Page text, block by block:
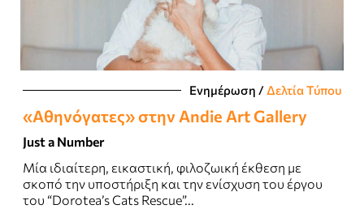
Ενημέρωση / Δελτία Τύπου
«Αθηνόγατες» στην Andie Art Gallery
Just a Number
Μία ιδιαίτερη, εικαστική, φιλοζωική έκθεση με
σκοπό την υποστήριξη και την ενίσχυση του έργου
του “Dorotea’s Cats Rescue”...